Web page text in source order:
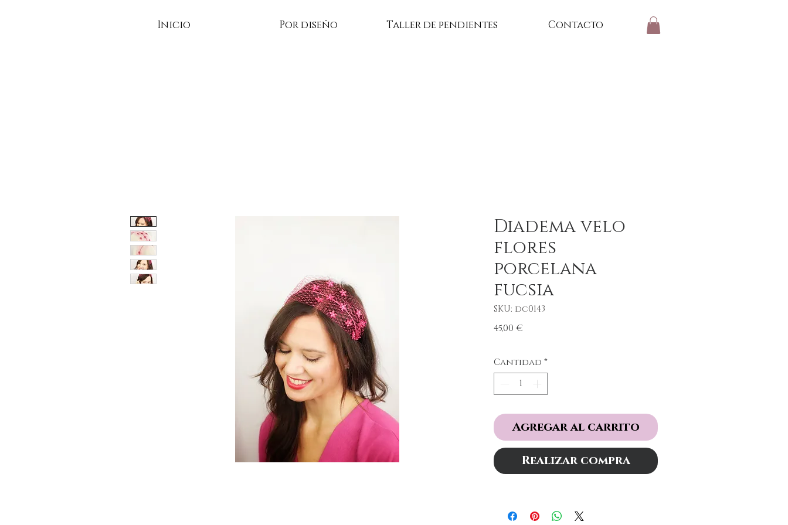
Inicio Por diseño Taller de pendientes Contacto
Diadema velo
flores
porcelana
fucsia
SKU: dc0143
45,00 €
Cantidad *
Agregar al carrito
Realizar compra